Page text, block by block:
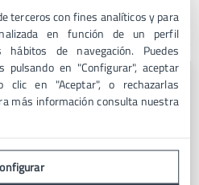
terceros con fines analíticos y para
en función de un perfil
de navegación. Puedes
pulsando en "Configurar", aceptar
clic en "Aceptar", o rechazarlas
más información consulta nuestra